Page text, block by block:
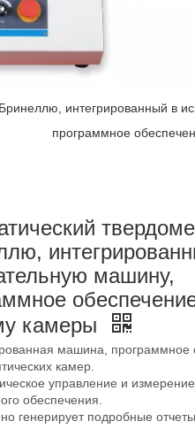
интегрированный в
программное
машину,
камеры
машина, программное
камер.
управление и
обеспечения.
генерирует подробные